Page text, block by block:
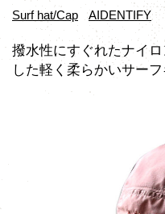
Surf hat/Cap AIDENTIFY
撥水性にすぐれたナイロ
した軽く柔らかいサー